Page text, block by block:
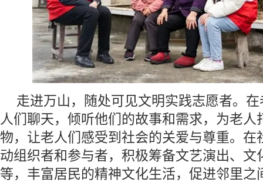
走进万山，随处可见文明实践志愿者。
人们聊天，倾听他们的故事和需求，为老人
物，让老人们感受到社会的关爱与尊重。在
动组织者和参与者，积极筹备文艺演出、文
等，丰富居民的精神文化生活，促进邻里之